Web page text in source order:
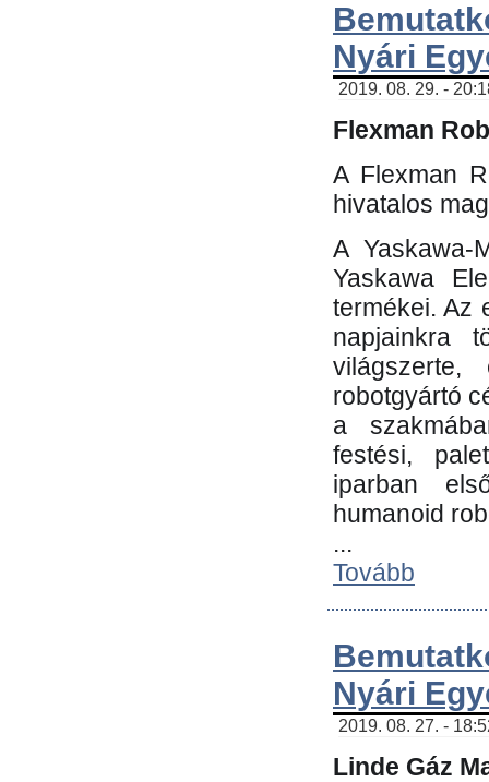
Nyári
2019. 08. 29. -
Flexman
A Flexman
hivatalos
A Yaskawa-
Yaskawa
termékei. Az
napjainkra
robotgyártó
a
festési,
iparban
humanoid
...
Tovább
Nyári
2019. 08. 27. -
Linde Gáz